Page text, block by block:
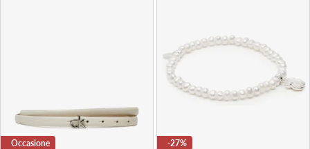
Occasione -27%